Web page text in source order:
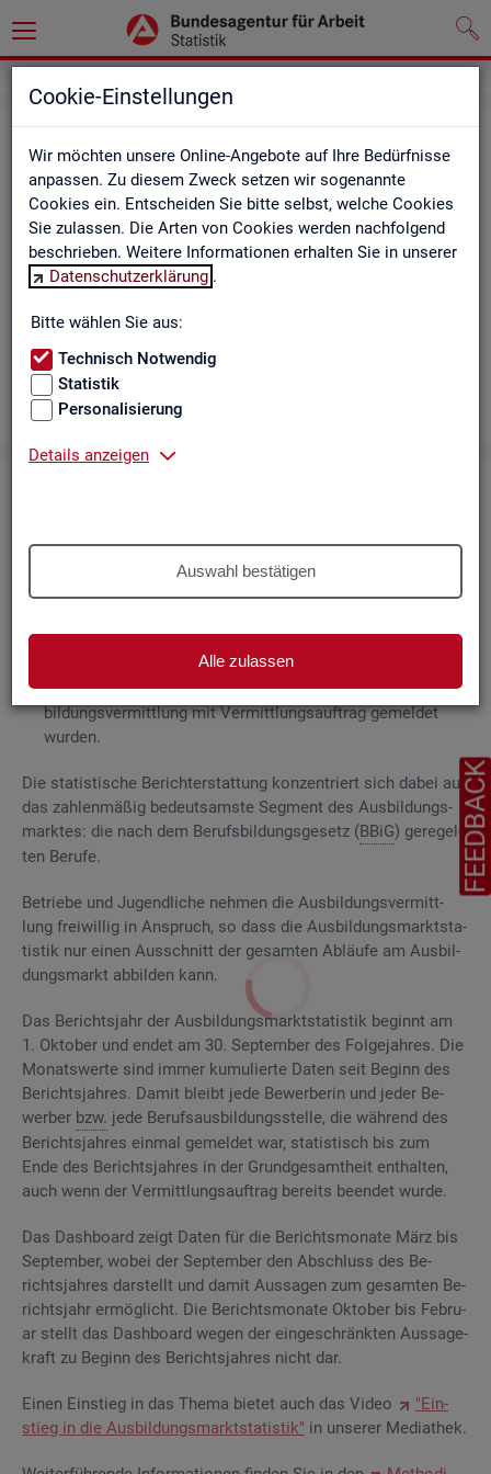
Cookie-Einstellungen
Wir möchten unsere Online-Angebote auf Ihre Bedürfnisse
anpassen. Zu diesem Zweck setzen wir sogenannte
Cookies ein. Entscheiden Sie bitte selbst, welche Cookies
Sie zulassen. Die Arten von Cookies werden nachfolgend
beschrieben. Weitere Informationen erhalten Sie in unserer
Datenschutzerklärung .
Bitte wählen Sie aus:
Technisch Notwendig
Statistik
Personalisierung
Details anzeigen
Auswahl bestätigen
Alle zulassen
Aus­bil­dungs­markt
Das Da­sh­board zeigt die wich­tigs­ten Daten zum Aus­bil­dungs­
markt in in­ter­ak­ti­ven Gra­fi­ken und Ta­bel­len. Für Deutsch­land,
Län­der, Krei­se, Agen­tur­be­zir­ke und Ar­beits­markt­re­gio­nen bil­
det es ge­mel­de­te Be­wer­be­rin­nen und Be­wer­ber sowie Be­rufs­
aus­bil­dungs­stel­len nach ge­frag­ten Merk­ma­len ab, bei­spiels­
wei­se Be­ru­fe. Neue Daten gibt es mo­nat­lich für März bis Sep­
DieAus­bil­dungs­markt­sta­tis­tik be­rich­tet über
Be­wer­be­rin­nen und Be­wer­ber für Be­rufs­aus­bil­
der Agen­tu­ren für Ar­beit undJob­cen­terzum Aus­bil­dungs­
markt in An­spruch neh­men, sowie
Be­rufs­aus­bil­dungs­stel­len, die beiAAundJCfür die Aus­
bil­dungs­ver­mitt­lung mit Ver­mitt­lungs­auf­trag ge­mel­det
wur­den.
Die sta­tis­ti­sche Be­richt­erstat­tung kon­zen­triert sich dabei auf
das zah­len­mä­ßig be­deut­sams­te Seg­ment des Aus­bil­dungs­
mark­tes: die nach dem Be­rufs­bil­dungs­ge­setz (BBiG) ge­re­gel­
ten Be­ru­fe.
Be­trie­be und Ju­gend­li­che neh­men die Aus­bil­dungs­ver­mitt­
lung frei­wil­lig in An­spruch, so dass die Aus­bil­dungs­markt­sta­
tis­tik nur einen Aus­schnitt der ge­sam­ten Ab­läu­fe am Aus­bil­
dungs­markt ab­bil­den kann.
Das Be­richts­jahr der Aus­bil­dungs­markt­sta­tis­tik be­ginnt am
1. Ok­to­ber und endet am 30. Sep­tem­ber des Fol­ge­jah­res. Die
Mo­nats­wer­te sind immer ku­mu­lier­te Daten seit Be­ginn des
Be­richts­jah­res. Damit bleibt jede Be­wer­be­rin und jeder Be­
wer­ber bzw. jede Be­rufs­aus­bil­dungs­stel­le, die wäh­rend des
Be­richts­jah­res ein­mal ge­mel­det war, sta­tis­tisch bis zum
Ende des Be­richts­jah­res in der Grund­ge­samt­heit ent­hal­ten,
auch wenn der Ver­mitt­lungs­auf­trag be­reits be­en­det wurde.
Das Da­sh­board zeigt Daten für die Be­richts­mo­na­te März bis
Sep­tem­ber, wobei der Sep­tem­ber den Ab­schluss des Be­
richts­jah­res dar­stellt und damit Aus­sa­gen zum ge­sam­ten Be­
richts­jahr er­mög­licht. Die Be­richts­mo­na­te Ok­to­ber bis Fe­bru­
ar stellt das Da­sh­board wegen der ein­ge­schränk­ten Aus­sa­ge­
kraft zu Be­ginn des Be­richts­jah­res nicht dar.
Einen Ein­stieg in das Thema bie­tet auch das Video
"Ein­
stieg in die Aus­bil­dungs­markt­sta­tis­tik" in un­se­rer Me­dia­thek.
FEEDBACK